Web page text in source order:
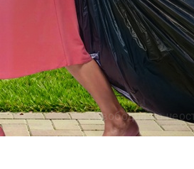
Свободна по